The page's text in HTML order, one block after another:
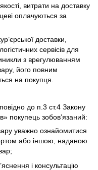
витрати на доставку
оплачуються за
доставки,
сервісів для
з врегулюванням
його повним
на покупця.
до п.3 ст.4 Закону
покупець зобов’язаний:
уважно ознайомитися
або іншою, наданою
і консультацію